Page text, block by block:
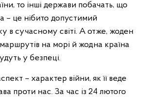
то інші держави побачать, що
– це нібито допустимий
в сучасному світі. А отже, жоден
маршрутів на морі й жодна країна
у безпеці.
– характер війни, як її веде
проти нас. За час із 24 лютого